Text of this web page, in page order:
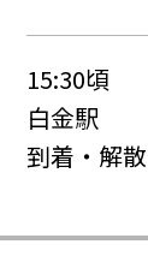
15:30頃
白金駅
到着・解散